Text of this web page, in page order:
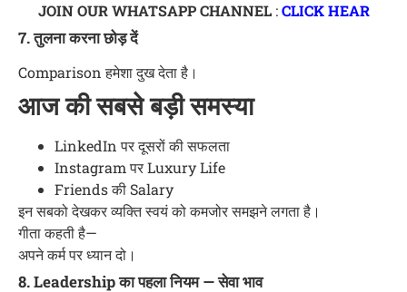
JOIN OUR WHATSAPP CHANNEL:CLICK HEAR
7. तुलना करना छोड़ दें
Comparison हमेशा दुख देता है।
आज की सबसे बड़ी समस्या
LinkedIn पर दूसरों की सफलता
Instagram पर Luxury Life
Friends की Salary
इन सबको देखकर व्यक्ति स्वयं को कमजोर समझने लगता है।
गीता कहती है—
अपने कर्म पर ध्यान दो।
8. Leadership का पहला नियम — सेवा भाव